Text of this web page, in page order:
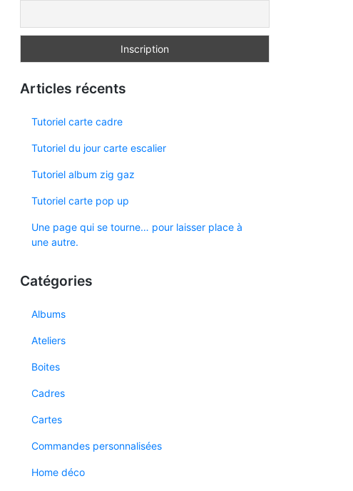
Articles récents
Tutoriel carte cadre
Tutoriel du jour carte escalier
Tutoriel album zig gaz
Tutoriel carte pop up
Une page qui se tourne… pour laisser place à
une autre.
Catégories
Albums
Ateliers
Boites
Cadres
Cartes
Commandes personnalisées
Home déco